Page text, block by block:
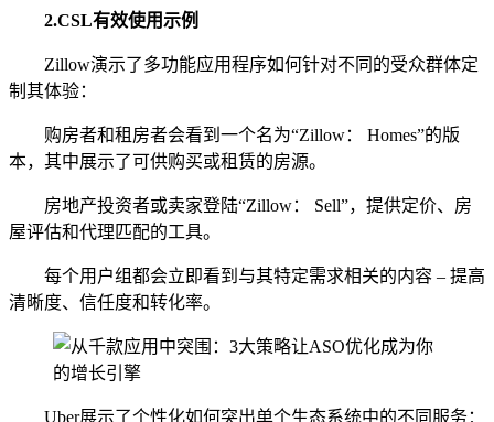
2.CSL有效使用示例
Zillow演示了多功能应用程序如何针对不同的受众群体定
制其体验：
购房者和租房者会看到一个名为“Zillow： Homes”的版
本，其中展示了可供购买或租赁的房源。
房地产投资者或卖家登陆“Zillow： Sell”，提供定价、房
屋评估和代理匹配的工具。
每个用户组都会立即看到与其特定需求相关的内容 – 提高
清晰度、信任度和转化率。
Uber展示了个性化如何突出单个生态系统中的不同服务：